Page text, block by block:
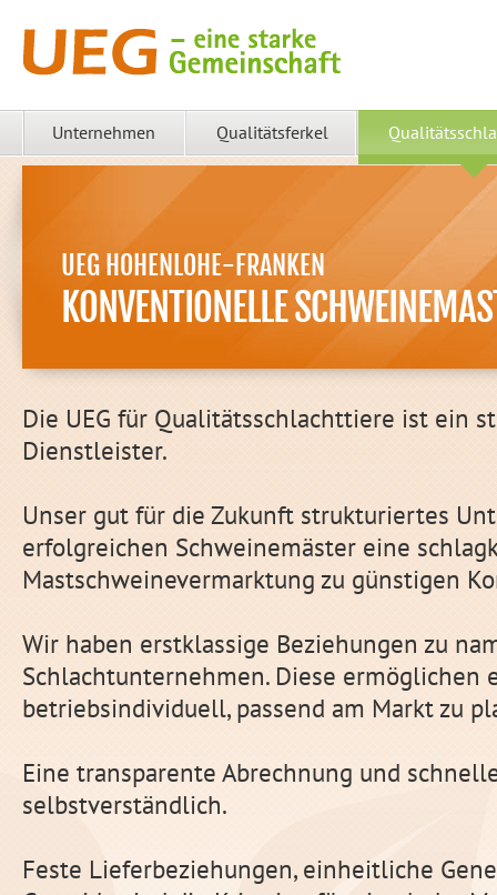
Unternehmen Qualitätsferkel
UEG HOHENLOHE-FRANKEN
KONVENTIONELLE
Die UEG für Qualitätsschlachttiere ist ein
Dienstleister.
Unser gut für die Zukunft strukturiertes
erfolgreichen Schweinemäster eine
Mastschweinevermarktung zu günstigen
Wir haben erstklassige Beziehungen zu
Schlachtunternehmen. Diese ermöglichen
betriebsindividuell, passend am Markt zu
Eine transparente Abrechnung und
selbstverständlich.
Feste Lieferbeziehungen, einheitliche